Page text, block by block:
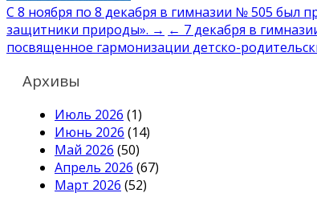
Навигация
по
записям
С 8 ноября по 8 декабря в гимназии № 505 был
защитники природы». → ← 7 декабря в
посвященное гармонизации детско-
Архивы
Июль 2026 (1)
Июнь 2026 (14)
Май 2026 (50)
Апрель 2026 (67)
Март 2026 (52)